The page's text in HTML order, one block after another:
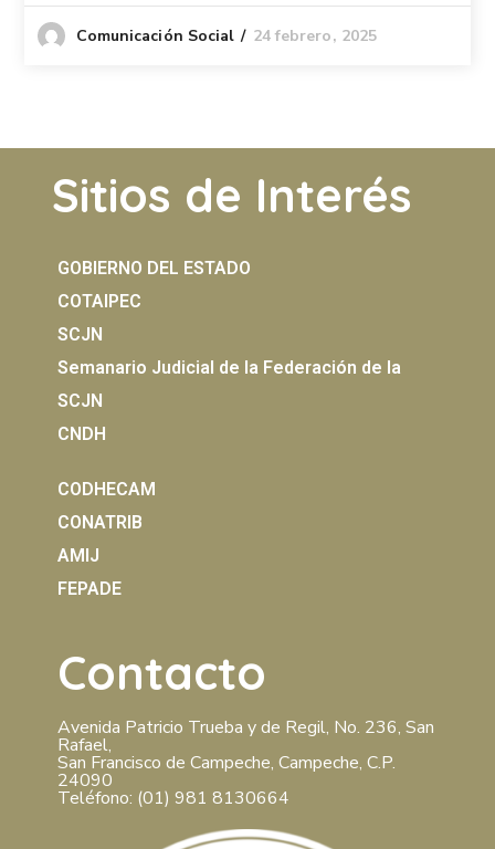
Comunicación Social 24 febrero, 2025
Sitios de Interés
GOBIERNO DEL ESTADO
COTAIPEC
SCJN
Semanario Judicial de la Federación de la
SCJN
CNDH
CODHECAM
CONATRIB
AMIJ
FEPADE
Contacto
Avenida Patricio Trueba y de Regil, No. 236, San
Rafael,
San Francisco de Campeche, Campeche, C.P.
24090
Teléfono: (01) 981 8130664